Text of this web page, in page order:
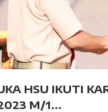
HSU IKUTI
M/1...